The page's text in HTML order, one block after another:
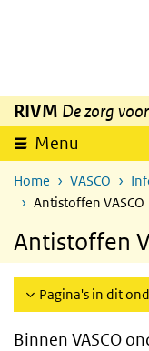
Overslaan en naar de
RIVM De zorg
Menu
Home VASCO
Antistoffen VASCO
Antistoffen
Pagina's in dit
Binnen VASCO